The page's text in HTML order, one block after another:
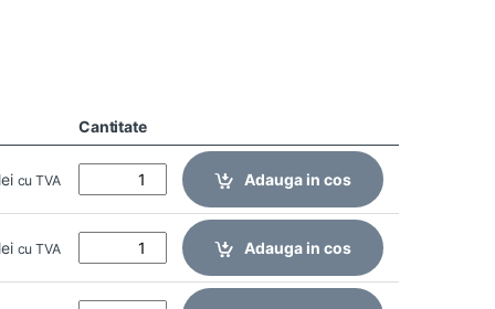
Cantitate
lei cu TVA Adauga in cos
lei cu TVA Adauga in cos